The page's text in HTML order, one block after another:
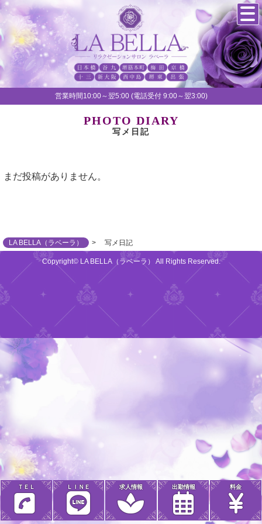
ＴＥＬ ＬＩＮＥ 求人情報 出勤情報 料金
営業時間10:00～翌5:00 (電話受付 9:00～翌3:00)
PHOTO DIARY
写メ日記
まだ投稿がありません。
LA BELLA（ラベーラ） 写メ日記
Copyright© LA BELLA（ラベーラ） All Rights Reserved.